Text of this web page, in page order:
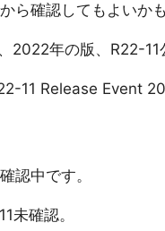
ら確認してもよいか
2022年の版、R22-
11 Release Event
認中です。
未確認。